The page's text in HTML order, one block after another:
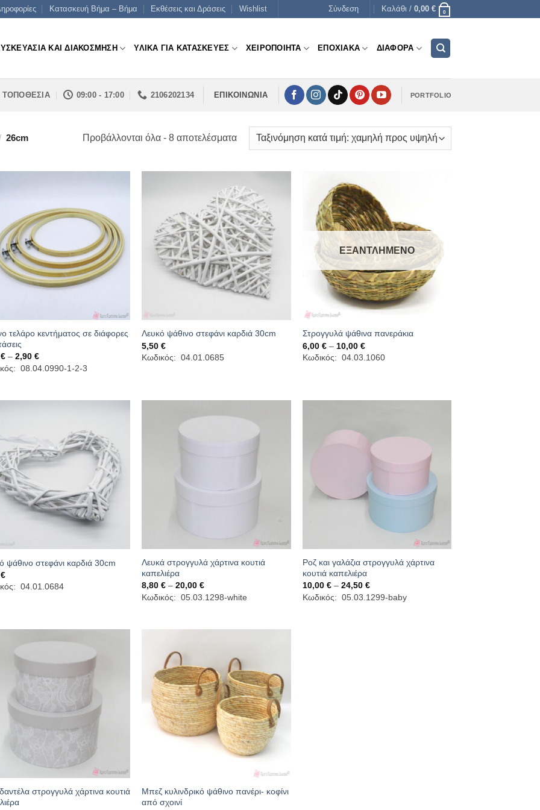
Κατασκευή Βήμα – Βήμα Εκθέσεις και Δράσεις Wishlist Σύνδεση Καλάθι / 0,00 € 0
ΚΑΙ ΔΙΑΚΟΣΜΗΣΗ ΥΛΙΚΑ ΓΙΑ ΚΑΤΑΣΚΕΥΕΣ ΧΕΙΡΟΠΟΙΗΤΑ ΕΠΟΧΙΑΚΑ ΔΙΑΦΟΡΑ
ΤΟΠΟΘΕΣΙΑ 09:00 - 17:00 2106202134 ΕΠΙΚΟΙΝΩΝΙΑ PORTFOLIO
26cm Προβάλλονται όλα - 8 αποτελέσματαSorted
to
high
τελάρο κεντήματος σε διάφορες
€ – 2,90 €Price
range:
2,30 €
08.04.0990-1-2-3
Λευκό ψάθινο στεφάνι καρδιά 30cm
5,50€
Κωδικός: 04.01.0685
ΕΞΑΝΤΛΗΜΈΝΟ
Στρογγυλά ψάθινα πανεράκια
6,00€ – 10,00€Price
range:
6,00 €
Κωδικός: 04.03.1060
ψάθινο στεφάνι καρδιά 30cm
€
04.01.0684
Λευκά στρογγυλά χάρτινα κουτιά
καπελιέρα
8,80€ – 20,00€Price
range:
8,80 €
Κωδικός: 05.03.1298-white
Ροζ και γαλάζια στρογγυλά χάρτινα
κουτιά καπελιέρα
10,00€ – 24,50€Price
range:
10,00 €
Κωδικός: 05.03.1299-baby
στρογγυλά χάρτινα κουτιά
Μπεζ κυλινδρικό ψάθινο πανέρι- κοφίνι
από σχοινί